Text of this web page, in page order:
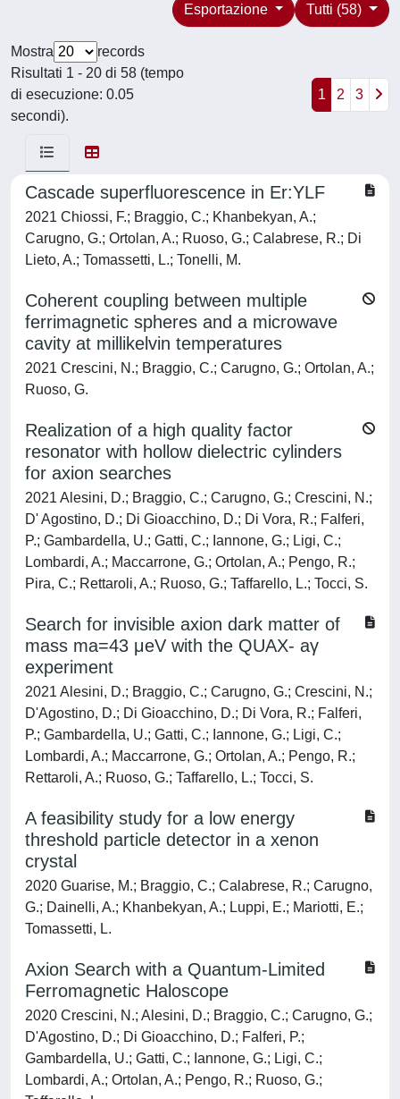
Tutti (58)
Esportazione
Mostra
records
Risultati 1 - 20 di 58 (tempo
di esecuzione: 0.05
secondi).
1 2 3
Cascade superfluorescence in Er:YLF
2021 Chiossi, F.; Braggio, C.; Khanbekyan, A.;
Carugno, G.; Ortolan, A.; Ruoso, G.; Calabrese, R.; Di
Lieto, A.; Tomassetti, L.; Tonelli, M.
Coherent coupling between multiple
ferrimagnetic spheres and a microwave
cavity at millikelvin temperatures
2021 Crescini, N.; Braggio, C.; Carugno, G.; Ortolan, A.;
Ruoso, G.
Realization of a high quality factor
resonator with hollow dielectric cylinders
for axion searches
2021 Alesini, D.; Braggio, C.; Carugno, G.; Crescini, N.;
D' Agostino, D.; Di Gioacchino, D.; Di Vora, R.; Falferi,
P.; Gambardella, U.; Gatti, C.; Iannone, G.; Ligi, C.;
Lombardi, A.; Maccarrone, G.; Ortolan, A.; Pengo, R.;
Pira, C.; Rettaroli, A.; Ruoso, G.; Taffarello, L.; Tocci, S.
Search for invisible axion dark matter of
mass ma=43 μeV with the QUAX- aγ
experiment
2021 Alesini, D.; Braggio, C.; Carugno, G.; Crescini, N.;
D'Agostino, D.; Di Gioacchino, D.; Di Vora, R.; Falferi,
P.; Gambardella, U.; Gatti, C.; Iannone, G.; Ligi, C.;
Lombardi, A.; Maccarrone, G.; Ortolan, A.; Pengo, R.;
Rettaroli, A.; Ruoso, G.; Taffarello, L.; Tocci, S.
A feasibility study for a low energy
threshold particle detector in a xenon
crystal
2020 Guarise, M.; Braggio, C.; Calabrese, R.; Carugno,
G.; Dainelli, A.; Khanbekyan, A.; Luppi, E.; Mariotti, E.;
Tomassetti, L.
Axion Search with a Quantum-Limited
Ferromagnetic Haloscope
2020 Crescini, N.; Alesini, D.; Braggio, C.; Carugno, G.;
D'Agostino, D.; Di Gioacchino, D.; Falferi, P.;
Gambardella, U.; Gatti, C.; Iannone, G.; Ligi, C.;
Lombardi, A.; Ortolan, A.; Pengo, R.; Ruoso, G.;